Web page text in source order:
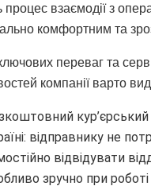
процес взаємодії з
комфортним та
переваг та
компанії варто
кур’єрський
відправнику не
відвідувати
зручно при роботі